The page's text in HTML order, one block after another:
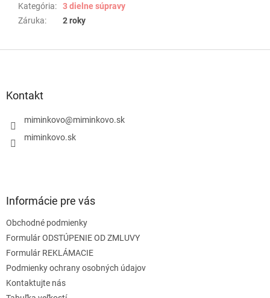
Kategória:
3 dielne súpravy
Záruka: 2 roky
Kontakt
miminkovo@miminkovo.sk
miminkovo.sk
Informácie pre vás
Obchodné podmienky
Formulár ODSTÚPENIE OD ZMLUVY
Formulár REKLÁMACIE
Podmienky ochrany osobných údajov
Kontaktujte nás